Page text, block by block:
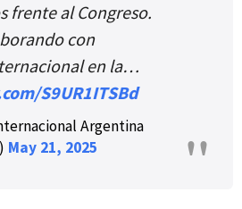
frente al Congreso.
con
en la…
S9UR1ITSBd
Argentina
May 21, 2025